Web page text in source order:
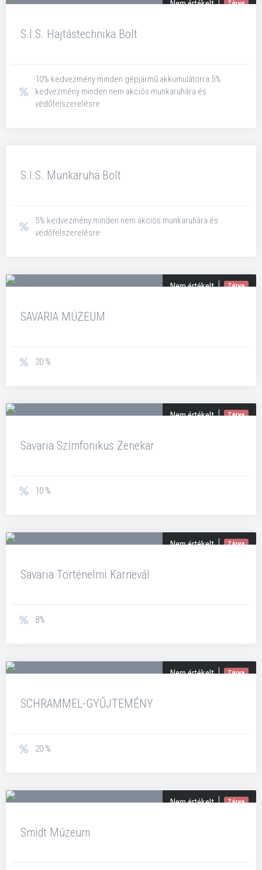
Nem értékelt Zárva
S.I.S. Hajtástechnika Bolt
10% kedvezmény minden gépjármű akkumulátorra 5%
kedvezmény minden nem akciós munkaruhára és
védőfelszerelésre
S.I.S. Munkaruha Bolt
5% kedvezmény minden nem akciós munkaruhára és
védőfelszerelésre
Nem értékelt Zárva
SAVARIA MÚZEUM
20 %
Nem értékelt Zárva
Savaria Szimfonikus Zenekar
10 %
Nem értékelt Zárva
Savaria Történelmi Karnevál
8%
Nem értékelt Zárva
SCHRAMMEL-GYŰJTEMÉNY
20 %
Nem értékelt Zárva
Smidt Múzeum